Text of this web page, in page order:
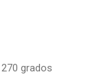
grados